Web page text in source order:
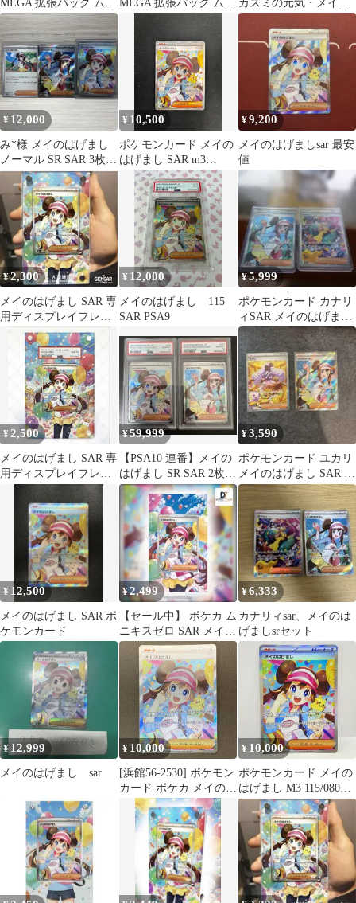
MEGA 拡張パック ムニ
キスゼロ キラ 115/080
MEGA 拡張パック ムニ
カスミの元気・メイの
はげまし
¥ 12,000
み*様 メイのはげまし
ノーマル SR SAR 3枚セ
ット ワンオーナー
¥ 10,500
ポケモンカード メイの
はげまし SAR m3
115/080
¥9,200
メイのはげましsar 最安
値
¥2,300
メイのはげまし SAR 専
用ディスプレイフレー
¥ 12,000
メイのはげまし 115
SAR PSA9
¥5,999
ポケモンカード カナリ
ィSAR メイのはげまし
SR
¥2,500
メイのはげまし SAR 専
用ディスプレイフレー
¥59,999
【PSA10 連番】メイの
はげまし SR SAR 2枚セ
ット
¥3,590
ポケモンカード ユカリ
メイのはげまし SAR 2
枚セット
¥ 12,500
メイのはげまし SAR ポ
ケモンカード
¥2,499
【セール中】 ポケカ ム
ニキスゼロ SAR メイの
はげまし フレーム
¥6,333
カナリィsar、メイのは
げましsrセット
¥ 12,999
メイのはげまし sar
¥ 10,000
[浜館56-2530] ポケモン
カード ポケカ メイのは
げまし M3 115/080 SAR
[中古品]
¥ 10,000
ポケモンカード メイの
はげまし M3 115/080
SAR ※中古